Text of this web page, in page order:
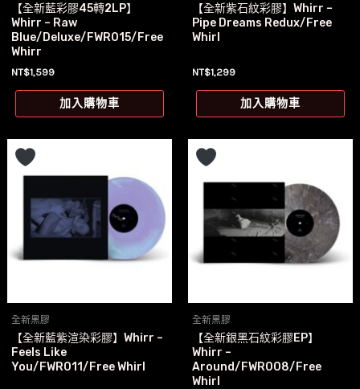
【全新藍彩膠45轉2LP】
Whirr – Raw
Blue/Deluxe/FWR015/Free
Whirr
NT$1,599
加入購物車
【全新紫石紋彩膠】Whirr –
Pipe Dreams Redux/Free
Whirl
NT$1,299
加入購物車
全新黑膠
【全新藍紫渲染彩膠】Whirr –
Feels Like
You/FWR011/Free Whirl
全新黑膠
【全新銀黑石紋彩膠EP】
Whirr –
Around/FWR008/Free
Whirl